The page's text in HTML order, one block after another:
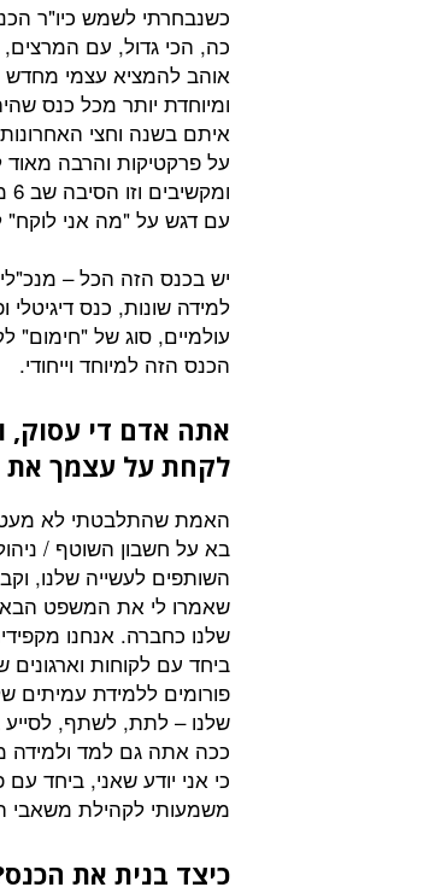
כשנבחרתי לשמש כיו"ר
כה, הכי גדול, עם המרצים,
אוהב להמציא עצמי מחדש
ומיוחדת יותר מכל כנס
איתם בשנה וחצי
על פרקטיקות והרבה
עם דגש על "מה אני לוקח"
יש בכנס הזה הכל –
למידה שונות, כנס
עולמיים, סוג של
הכנס הזה למיוחד וייחודי.
אתה אדם די עסוק,
לקחת על עצמך את
האמת שהתלבטתי לא מעט…
בא על חשבון השוטף /
שאמרו לי את המשפט
שלנו כחברה. אנחנו
שלנו – לתת, לשתף, לסייע
ככה אתה גם למד ולמידה
כי אני יודע שאני, ביחד עם
משמעותי לקהילת משאבי
כיצד בנית את